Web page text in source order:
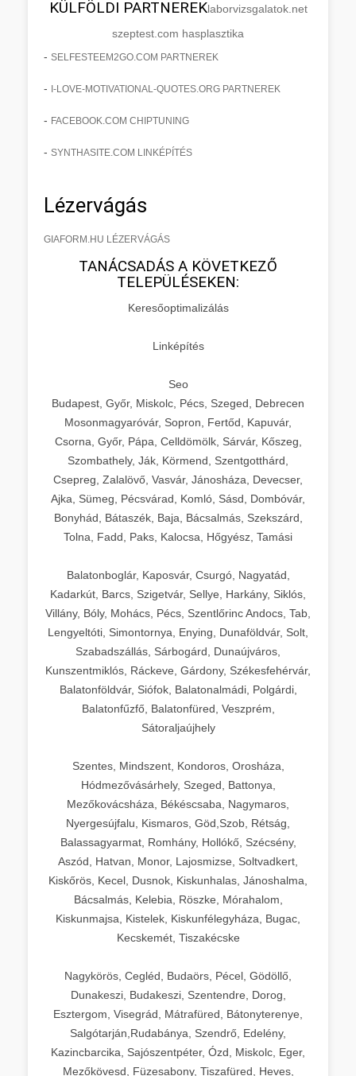
KÜLFÖLDI PARTNEREKlaborvizsgalatok.net
szeptest.com hasplasztika
- SELFESTEEM2GO.COM PARTNEREK
- I-LOVE-MOTIVATIONAL-QUOTES.ORG PARTNEREK
- FACEBOOK.COM CHIPTUNING
- SYNTHASITE.COM LINKÉPÍTÉS
Lézervágás
GIAFORM.HU LÉZERVÁGÁS
TANÁCSADÁS A KÖVETKEZŐ
TELEPÜLÉSEKEN:
Keresőoptimalizálás
Linképítés
Seo
Budapest, Győr, Miskolc, Pécs, Szeged, Debrecen
Mosonmagyaróvár, Sopron, Fertőd, Kapuvár,
Csorna, Győr, Pápa, Celldömölk, Sárvár, Kőszeg,
Szombathely, Ják, Körmend, Szentgotthárd,
Csepreg, Zalalövő, Vasvár, Jánosháza, Devecser,
Ajka, Sümeg, Pécsvárad, Komló, Sásd, Dombóvár,
Bonyhád, Bátaszék, Baja, Bácsalmás, Szekszárd,
Tolna, Fadd, Paks, Kalocsa, Hőgyész, Tamási
Balatonboglár, Kaposvár, Csurgó, Nagyatád,
Kadarkút, Barcs, Szigetvár, Sellye, Harkány, Siklós,
Villány, Bóly, Mohács, Pécs, Szentlőrinc Andocs, Tab,
Lengyeltóti, Simontornya, Enying, Dunaföldvár, Solt,
Szabadszállás, Sárbogárd, Dunaújváros,
Kunszentmiklós, Ráckeve, Gárdony, Székesfehérvár,
Balatonföldvár, Siófok, Balatonalmádi, Polgárdi,
Balatonfűzfő, Balatonfüred, Veszprém,
Sátoraljaújhely
Szentes, Mindszent, Kondoros, Orosháza,
Hódmezővásárhely, Szeged, Battonya,
Mezőkovácsháza, Békéscsaba, Nagymaros,
Nyergesújfalu, Kismaros, Göd,Szob, Rétság,
Balassagyarmat, Romhány, Hollókő, Szécsény,
Aszód, Hatvan, Monor, Lajosmizse, Soltvadkert,
Kiskőrös, Kecel, Dusnok, Kiskunhalas, Jánoshalma,
Bácsalmás, Kelebia, Röszke, Mórahalom,
Kiskunmajsa, Kistelek, Kiskunfélegyháza, Bugac,
Kecskemét, Tiszakécske
Nagykörös, Cegléd, Budaörs, Pécel, Gödöllő,
Dunakeszi, Budakeszi, Szentendre, Dorog,
Esztergom, Visegrád, Mátrafüred, Bátonyterenye,
Salgótarján,Rudabánya, Szendrő, Edelény,
Kazincbarcika, Sajószentpéter, Ózd, Miskolc, Eger,
Mezőkövesd, Füzesabony, Tiszafüred, Heves,